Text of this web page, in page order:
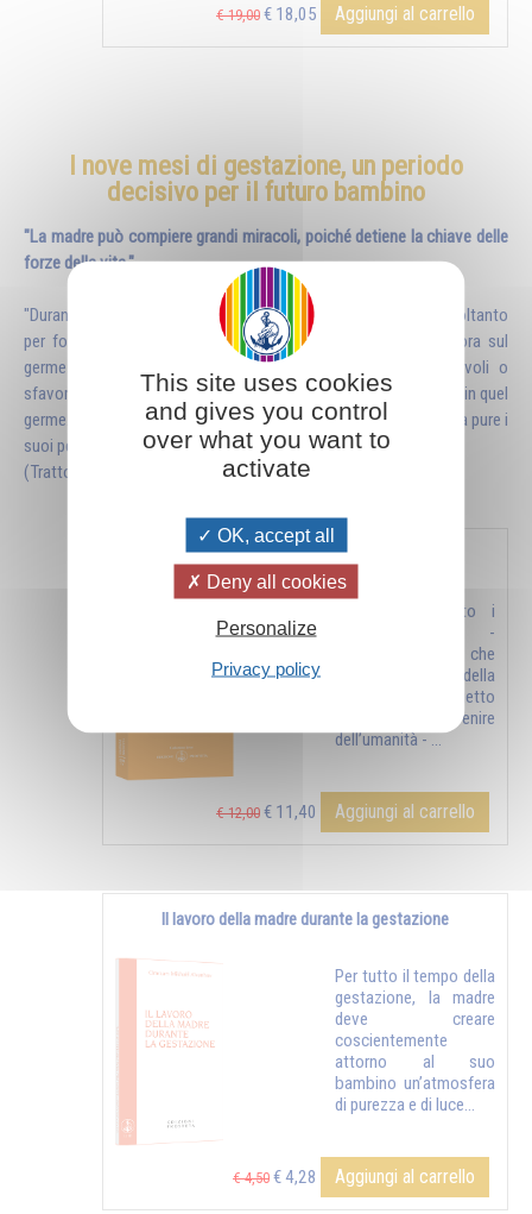
€ 19,00 € 18,05 Aggiungi al carrello
I nove mesi di gestazione, un periodo
decisivo per il futuro bambino
"La madre può compiere grandi miracoli, poiché detiene la chiave delle
forze della vita."
"Durante i nove mesi della gestazione, la madre non lavora soltanto
per formare il corpo fisico del bambino: a sua insaputa, lavora sul
germe che l'uomo le ha donato, creando condizioni favorevoli o
sfavorevoli allo sviluppo delle diverse caratteristiche contenute in quel
germe. Ma come può svolgere questo lavoro? Sorvegliando essa pure i
suoi pensieri, i suoi sentimenti, la vita che conduce."
(Tratto dal libro "
L'educazione inizia prima della nascita
L'educazione inizia prima della nascita
- Prima di tutto i
genitori -
Un’educazione che
inizia prima della
nascita - Un progetto
per l’avvenire
dell’umanità - ...
€ 12,00 € 11,40 Aggiungi al carrello
Il lavoro della madre durante la gestazione
Per tutto il tempo della
gestazione, la madre
deve creare
coscientemente
attorno al suo
bambino un’atmosfera
di purezza e di luce...
€ 4,50 € 4,28 Aggiungi al carrello
This site uses cookies
and gives you control
over what you want to
activate
OK, accept all
Deny all cookies
Personalize
Privacy policy